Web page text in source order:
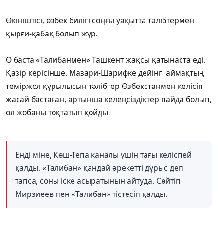
Өкініштісі, өзбек билігі соңғы уақытта тәлібтермен
қырғи-қабақ болып жүр.
О баста «Талибанмен» Ташкент жақсы қатынаста еді.
Қазір керісінше. Мазари-Шарифке дейінгі аймақтың
теміржол құрылысын тәлібтер Өзбекстанмен келісіп
жасай бастаған, артынша келеңсіздіктер пайда болып,
ол жобаны тоқтатып қойды.
Енді міне, Көш-Тепа каналы үшін тағы келіспей
қалды. «Талибан» қандай әрекетті дұрыс деп
тапса, соны іске асыратынын айтуда. Сөйтіп
Мирзиеев пен «Талибан» тістесіп қалды.